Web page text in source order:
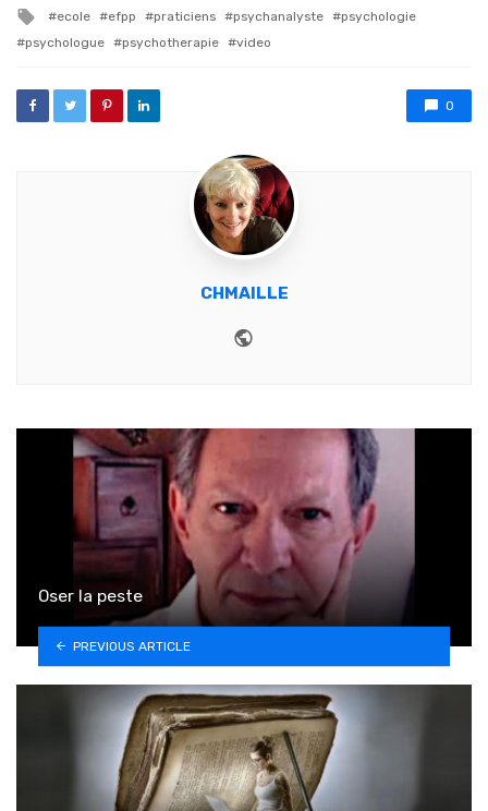
Tagged with
ecole efpp praticiens psychanalyste
psychologie
psychologue
psychotherapie video
0
CHMAILLE
Oser la peste
PREVIOUS ARTICLE